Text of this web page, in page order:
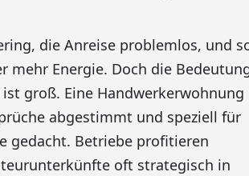
die Anreise problemlos, und
mehr Energie. Doch die
groß. Eine Handwerkerwohnung
abgestimmt und speziell für
gedacht. Betriebe profitieren
oft strategisch in